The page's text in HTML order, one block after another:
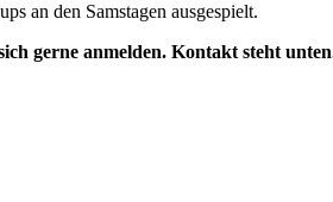
an den Samstagen ausgespielt.
gerne anmelden. Kontakt steht